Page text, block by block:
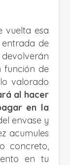
vuelta esa
de
función de
valorado
al hacer
en la
envase y
acumules
concreto,
en tu